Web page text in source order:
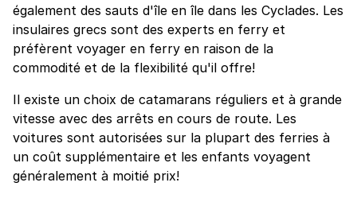
également des sauts d'île en île dans les Cyclades. Les
insulaires grecs sont des experts en ferry et
préfèrent voyager en ferry en raison de la
commodité et de la flexibilité qu'il offre!
Il existe un choix de catamarans réguliers et à grande
vitesse avec des arrêts en cours de route. Les
voitures sont autorisées sur la plupart des ferries à
un coût supplémentaire et les enfants voyagent
généralement à moitié prix!